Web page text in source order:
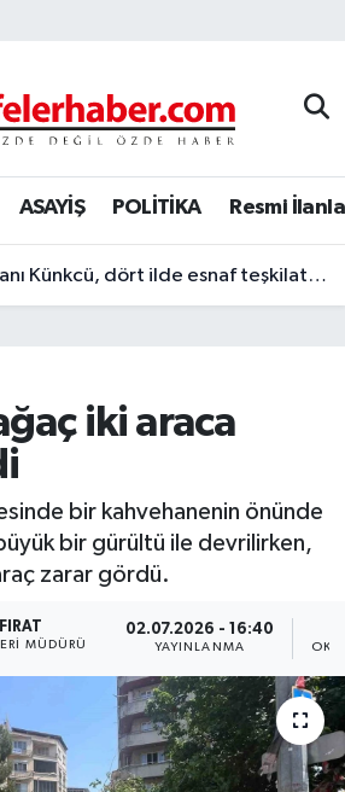
ASAYİŞ POLİTİKA Resmi
Künkcü, dört ilde esnaf teşkilatlarıyla buluştu
iki araca
bir kahvehanenin önünde
bir gürültü ile devrilirken,
zarar gördü.
MÜDÜRÜ
02.07.2026 - 16:40
YAYINLANMA